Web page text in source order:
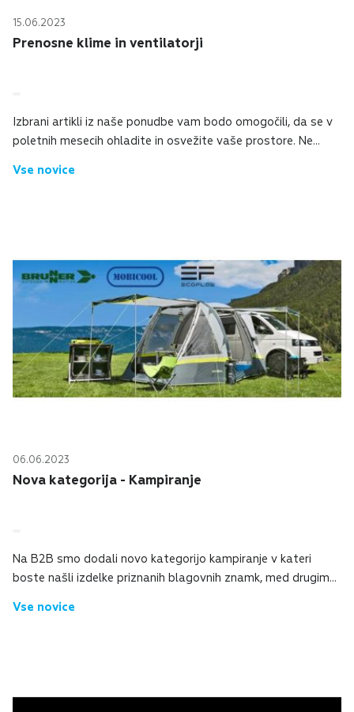
15.06.2023
Prenosne klime in ventilatorji
Izbrani artikli iz naše ponudbe vam bodo omogočili, da se v
poletnih mesecih ohladite in osvežite vaše prostore. Ne
danes! Prenosne kli...
Vse novice
06.06.2023
Nova kategorija - Kampiranje
Na B2B smo dodali novo kategorijo kampiranje v kateri
boste našli izdelke priznanih blagovnih znamk, med drugim
vstopite pripravljeni. Oglej kategorije...
Vse novice